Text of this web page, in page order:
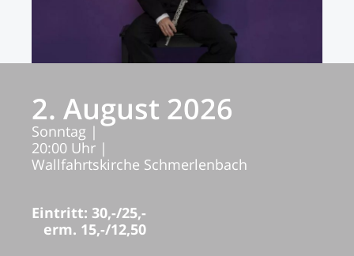
2. August 2026
Sonntag |
20:00 Uhr |
Wallfahrtskirche Schmerlenbach
Eintritt: 30,-/25,-
erm. 15,-/12,50